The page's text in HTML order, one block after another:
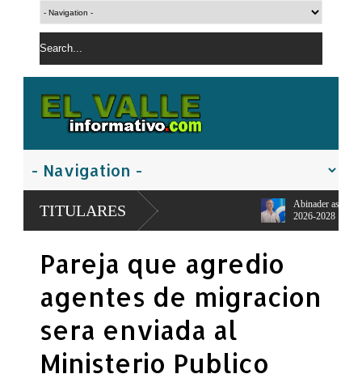
TITULARES
Abinader asumirá presidencia PRM
controladas
Pareja que agredio
agentes de migracion
sera enviada al
Ministerio Publico